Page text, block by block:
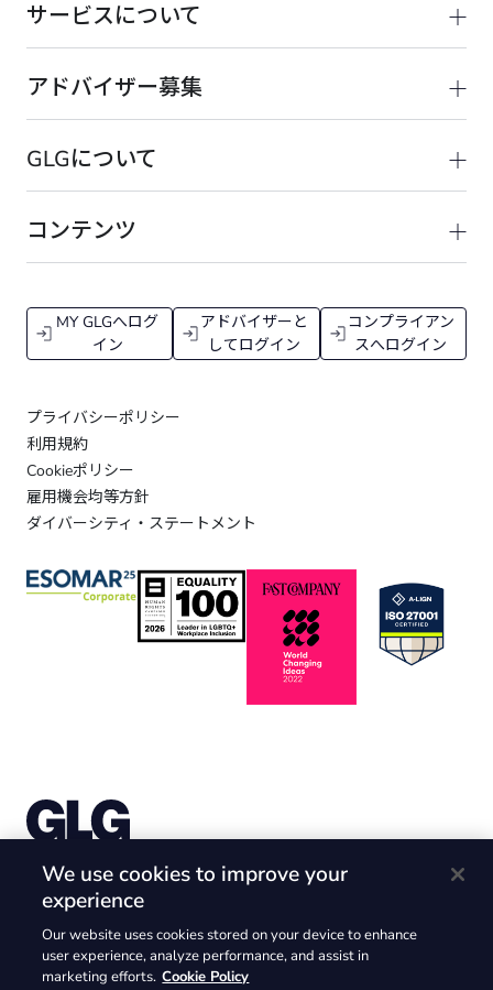
サービスについて
アドバイザー募集
GLGについて
コンテンツ
MY GLGへログ
イン
アドバイザーと
してログイン
コンプライアン
スへログイン
プライバシーポリシー
利用規約
Cookieポリシー
雇用機会均等方針
ダイバーシティ・ステートメント
グループ）
〒105-6226 東京都港区愛宕2-5-1 愛宕グリーンヒルズ
MORIタワー26F
@2025. GLG and the GLG logos are trademarks of Gerson Lehrman
Group.Inc. @2025 Gerson Lehrman Group.Inc. All rights reserved.
We use cookies to improve your
experience
Our website uses cookies stored on your device to enhance
user experience, analyze performance, and assist in
marketing efforts. Cookie Policy